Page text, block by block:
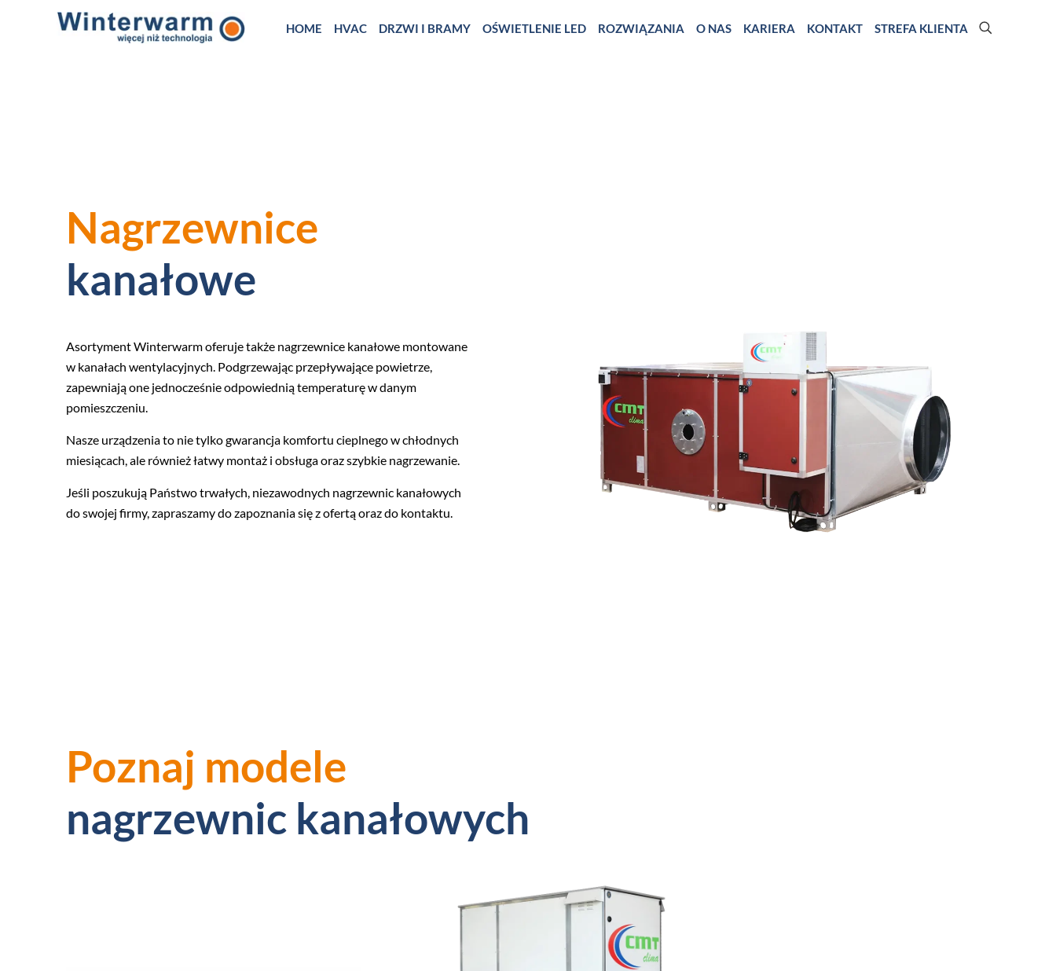
HOME HVAC DRZWI I BRAMY OŚWIETLENIE LED ROZWIĄZANIA O NAS KARIERA KONTAKT STREFA KLIENTA
Nagrzewnice
kanałowe
Asortyment Winterwarm oferuje także nagrzewnice kanałowe montowane
w kanałach wentylacyjnych. Podgrzewając przepływające powietrze,
zapewniają one jednocześnie odpowiednią temperaturę w danym
pomieszczeniu.
Nasze urządzenia to nie tylko gwarancja komfortu cieplnego w chłodnych
miesiącach, ale również łatwy montaż i obsługa oraz szybkie nagrzewanie.
Jeśli poszukują Państwo trwałych, niezawodnych nagrzewnic kanałowych
do swojej firmy, zapraszamy do zapoznania się z ofertą oraz do kontaktu.
Poznaj modele
nagrzewnic kanałowych